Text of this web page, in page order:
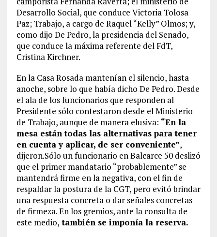
Desarrollo Social, que conduce Victoria Tolosa
Paz; Trabajo, a cargo de Raquel “Kelly” Olmos; y,
como dijo De Pedro, la presidencia del Senado,
que conduce la máxima referente del FdT,
Cristina Kirchner.
En la Casa Rosada mantenían el silencio, hasta
anoche, sobre lo que había dicho De Pedro. Desde
el ala de los funcionarios que responden al
Presidente sólo contestaron desde el Ministerio
de Trabajo, aunque de manera elusiva: “En la
mesa están todas las alternativas para tener
en cuenta y aplicar, de ser conveniente”,
dijeron.Sólo un funcionario en Balcarce 50 deslizó
que el primer mandatario “probablemente” se
mantendrá firme en la negativa, con el fin de
respaldar la postura de la CGT, pero evitó brindar
una respuesta concreta o dar señales concretas
de firmeza. En los gremios, ante la consulta de
este medio, también se imponía la reserva.